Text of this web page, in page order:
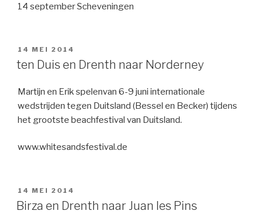
14 september Scheveningen
GEPLAATST
OP
14 MEI 2014
ten Duis en Drenth naar Norderney
Martijn en Erik spelenvan 6-9 juni internationale
wedstrijden tegen Duitsland (Bessel en Becker) tijdens
het grootste beachfestival van Duitsland.
www.whitesandsfestival.de
GEPLAATST
OP
14 MEI 2014
Birza en Drenth naar Juan les Pins